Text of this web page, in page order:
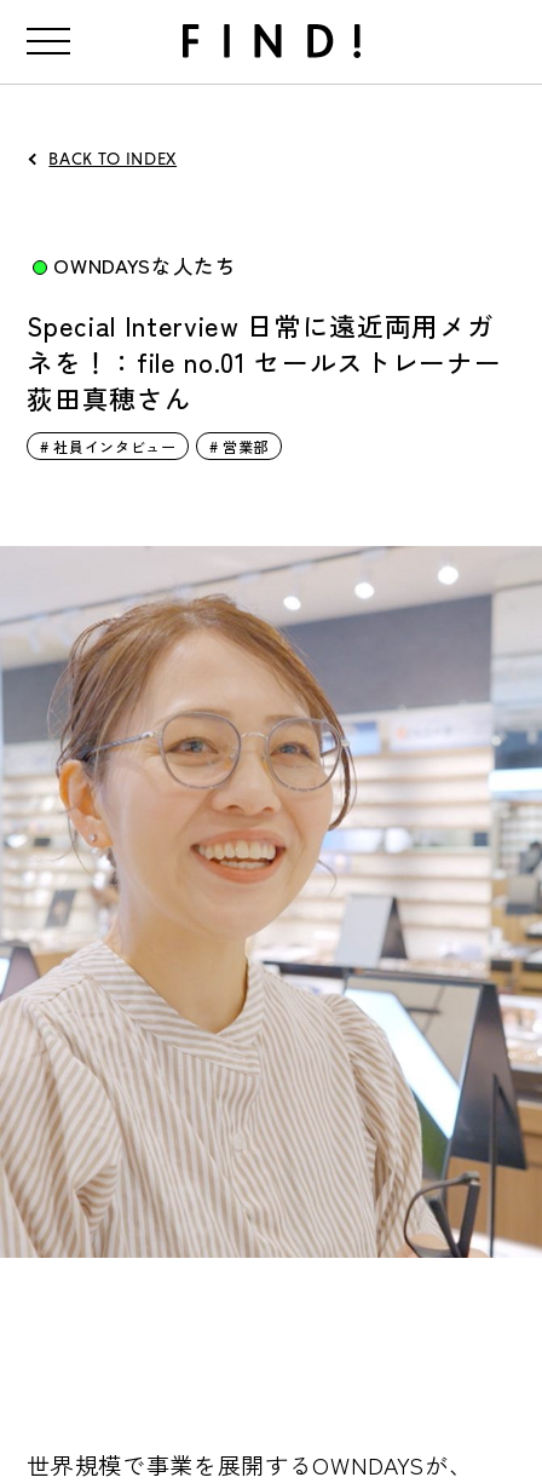
BACK TO INDEX
OWNDAYSな人たち
Special Interview 日常に遠近両用メガ
ネを！：file no.01 セールストレーナー
荻田真穂さん
# 社員インタビュー # 営業部
世界規模で事業を展開するOWNDAYSが、